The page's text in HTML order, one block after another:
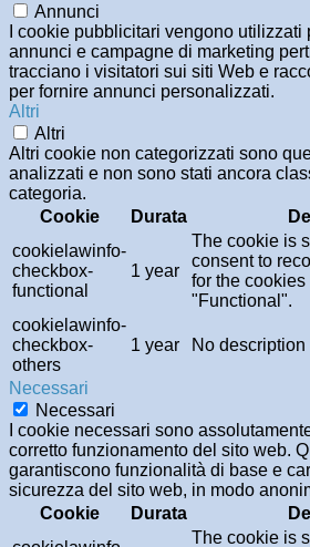
Annunci
I cookie pubblicitari vengono
annunci e campagne di marketing
tracciano i visitatori sui siti Web e
per fornire annunci personalizzati.
Altri
Altri
Altri cookie non categorizzati sono
analizzati e non sono stati ancora
categoria.
Cookie
Durata
cookielawinfo-
checkbox-
functional
1 year
The cookie is
consent to
for the
"Functional".
cookielawinfo-
checkbox-
others
1 year No description
Necessari
Necessari
I cookie necessari sono
corretto funzionamento del sito web.
garantiscono funzionalità di base e
sicurezza del sito web, in modo
Cookie
Durata
The cookie is